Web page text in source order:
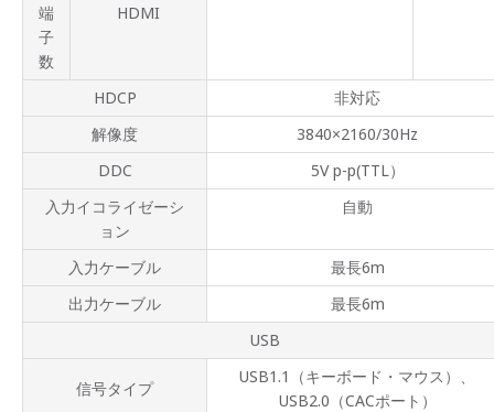
端
子
数
HDMI
HDCP
非対応
解像度
3840×2160/30Hz
DDC
5V p-p(TTL）
入力イコライゼーシ
ョン
自動
入力ケーブル
最長6m
出力ケーブル
最長6m
USB
信号タイプ
USB1.1（キーボード・マウス）、
USB2.0（CACポート）